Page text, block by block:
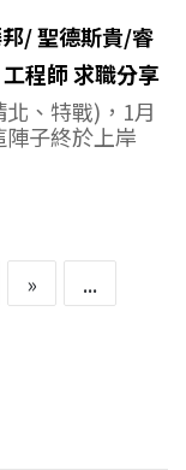
/ 聖德斯貴/睿
程師 求職分享
、特戰)，1月
子終於上岸
»
...